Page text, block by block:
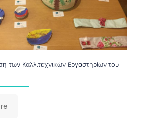
των Καλλιτεχνικών Εργαστηρίων του